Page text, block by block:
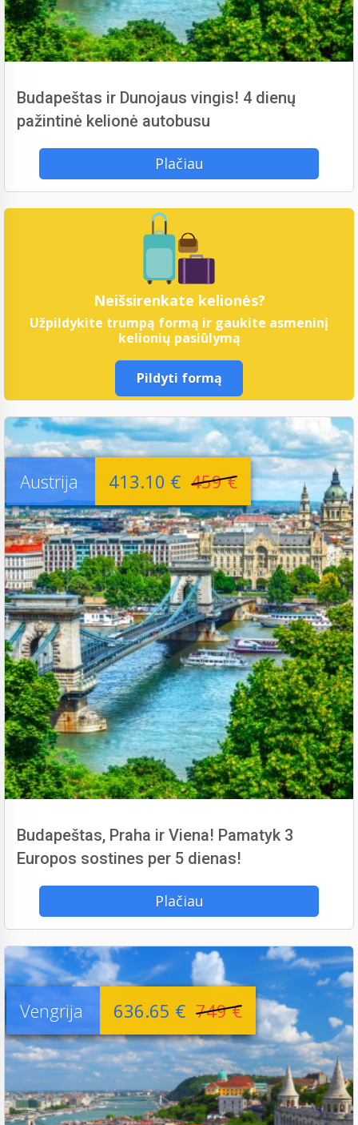
Budapeštas ir Dunojaus vingis! 4 dienų
pažintinė kelionė autobusu
Plačiau
Neišsirenkate kelionės?
Užpildykite trumpą formą ir gaukite asmeninį
kelionių pasiūlymą
Pildyti formą
Austrija 413.10 € 459 €
Budapeštas, Praha ir Viena! Pamatyk 3
Europos sostines per 5 dienas!
Plačiau
Vengrija 636.65 € 749 €